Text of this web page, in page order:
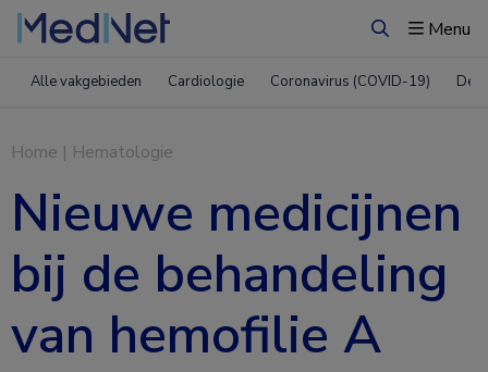
ZoekenMenu
Alle vakgebieden Cardiologie Coronavirus (COVID-19)
Home | Hematologie
Nieuwe medicijnen
bij de behandeling
van hemofilie A